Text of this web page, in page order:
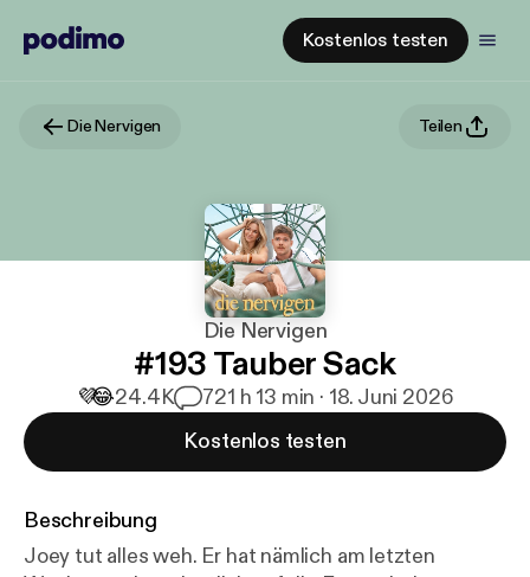
Kostenlos testen
Die Nervigen Teilen
Die Nervigen
#193 Tauber Sack
💜😂24.4K 721 h 13 min · 18. Juni 2026
Kostenlos testen
Beschreibung
Joey tut alles weh. Er hat nämlich am letzten